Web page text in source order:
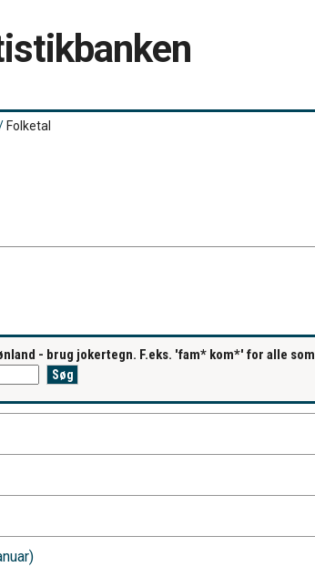
Folketal
- brug jokertegn. F.eks. 'fam* kom*' for alle